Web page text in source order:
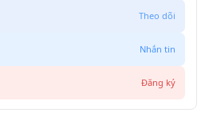
Theo dõi
Nhắn tin
Đăng ký